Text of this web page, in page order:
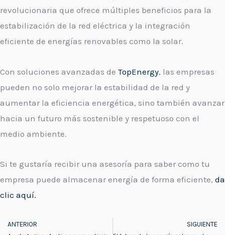
revolucionaria que ofrece múltiples beneficios para la
estabilización de la red eléctrica y la integración
eficiente de energías renovables como la solar.
Con soluciones avanzadas de TopEnergy, las empresas
pueden no solo mejorar la estabilidad de la red y
aumentar la eficiencia energética, sino también avanzar
hacia un futuro más sostenible y respetuoso con el
medio ambiente.
Si te gustaría recibir una asesoría para saber como tu
empresa puede almacenar energía de forma eficiente, da
clic aquí.
Prev
ANTERIOR SIGUIENTE